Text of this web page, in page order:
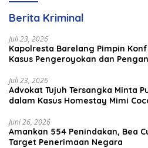
Berita Kriminal
Juli 23, 2026
Kapolresta Barelang Pimpin
Kasus Pengeroyokan dan
Juli 23, 2026
Advokat Tujuh Tersangka Minta
dalam Kasus Homestay Mimi
Juni 26, 2026
Amankan 554 Penindakan, Bea
Target Penerimaan Negara